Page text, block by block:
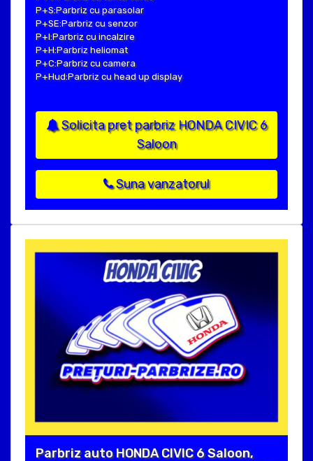
P+S:Parbriz cu parasolar
P+SE:Parbriz cu senzor
P+I:Parbriz cu incalzire
P+H:Parbriz heliomat
P+C:Parbriz cu camera
P+Hud:Parbriz cu head up display
Solicita pret parbriz HONDA CIVIC 6
Saloon
Suna vanzatorul
Parbriz auto HONDA CIVIC 6 Saloon,